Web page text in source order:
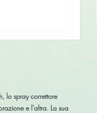
, lo spray correttore
e l’altra. La sua